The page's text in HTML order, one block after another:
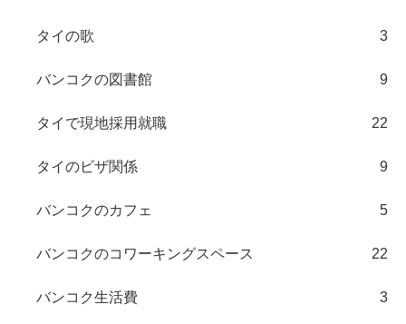
タイの歌 3
バンコクの図書館 9
タイで現地採用就職 22
タイのビザ関係 9
バンコクのカフェ 5
バンコクのコワーキングスペース 22
バンコク生活費 3